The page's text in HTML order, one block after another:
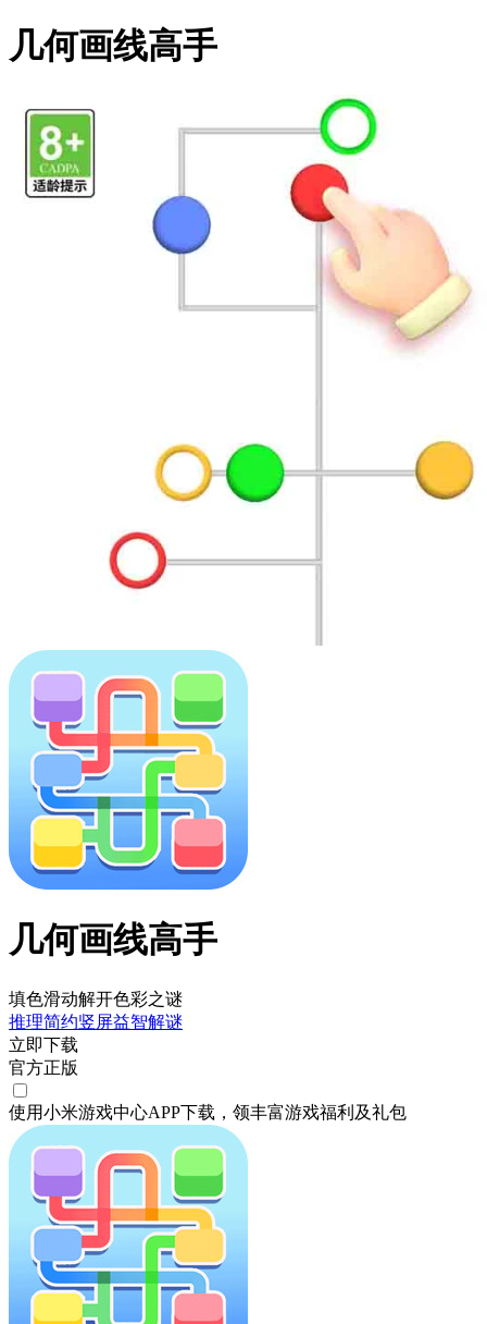
几何画线高手
几何画线高手
填色滑动解开色彩之谜
推理简约竖屏益智解谜
立即下载
官方正版
使用小米游戏中心APP下载 ，领丰富游戏福利 及礼包